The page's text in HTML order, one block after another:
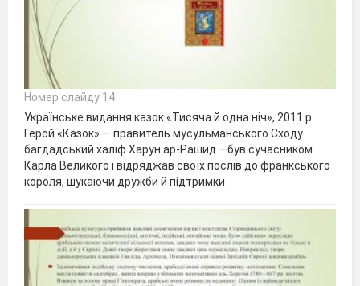
Номер слайду 14
Українське видання казок «Тисяча й одна ніч», 2011 р.
Герой «Казок» — правитель мусульманського Сходу
багдадський халіф Харун ар-Рашид —був сучасником
Карла Великого і відряджав своїх послів до франкського
короля, шукаючи дружби й підтримки